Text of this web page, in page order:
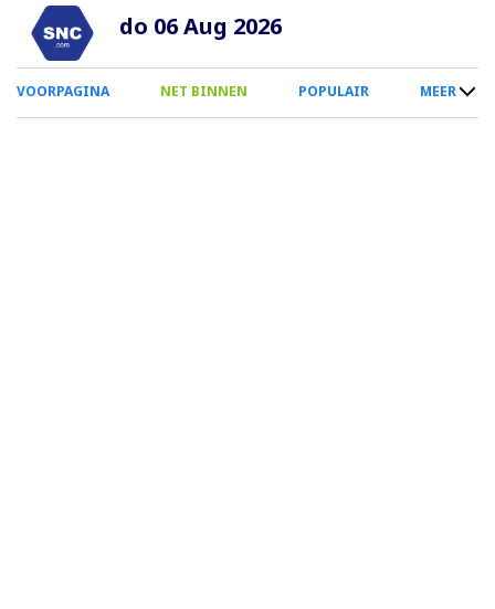
Overslaan
naar
inhoud
do 06 Aug 2026
0
Smartphone
VOORPAGINA NET BINNEN POPULAIR MEER